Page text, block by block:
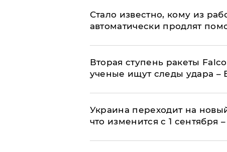
Стало известно, кому из
автоматически продлят
Вторая ступень ракеты
ученые ищут следы удара –
Украина переходит на
что изменится с 1